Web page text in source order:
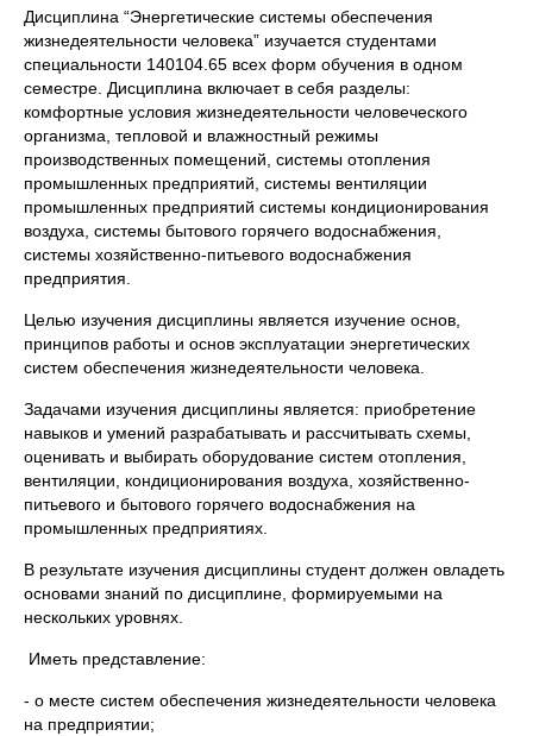
Дисциплина “Энергетические системы обеспечения
жизнедеятельности человека” изучается студентами
специальности 140104.65 всех форм обучения в одном
семестре. Дисциплина включает в себя разделы:
комфортные условия жизнедеятельности человеческого
организма, тепловой и влажностный режимы
производственных помещений, системы отопления
промышленных предприятий, системы вентиляции
промышленных предприятий системы кондиционирования
воздуха, системы бытового горячего водоснабжения,
системы хозяйственно-питьевого водоснабжения
предприятия.
Целью изучения дисциплины является изучение основ,
принципов работы и основ эксплуатации энергетических
систем обеспечения жизнедеятельности человека.
Задачами изучения дисциплины является: приобретение
навыков и умений разрабатывать и рассчитывать схемы,
оценивать и выбирать оборудование систем отопления,
вентиляции, кондиционирования воздуха, хозяйственно-
питьевого и бытового горячего водоснабжения на
промышленных предприятиях.
В результате изучения дисциплины студент должен овладеть
основами знаний по дисциплине, формируемыми на
нескольких уровнях.
Иметь представление:
- о месте систем обеспечения жизнедеятельности человека
на предприятии;